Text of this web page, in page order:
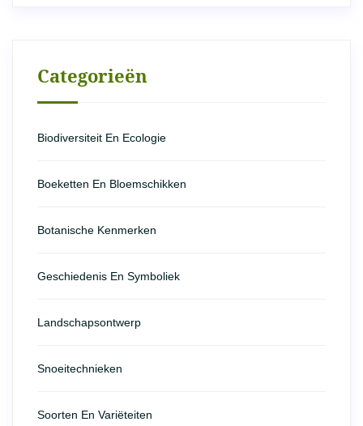
Categorieën
Biodiversiteit En Ecologie
Boeketten En Bloemschikken
Botanische Kenmerken
Geschiedenis En Symboliek
Landschapsontwerp
Snoeitechnieken
Soorten En Variëteiten